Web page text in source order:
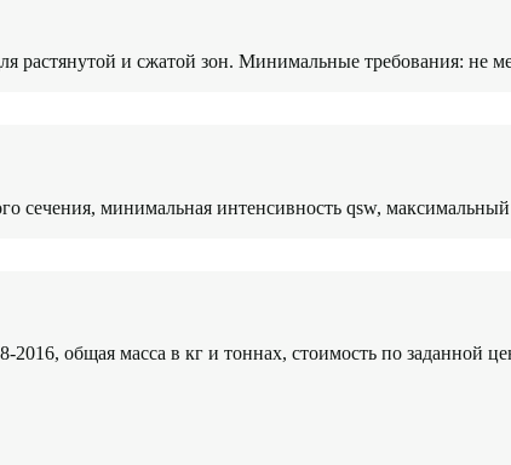
растянутой и сжатой зон. Минимальные требования: не
сечения, минимальная интенсивность qsw,
общая масса в кг и тоннах, стоимость по заданной